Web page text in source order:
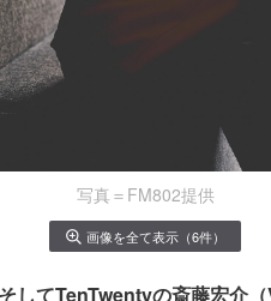
写真＝FM802提供
画像を全て表示（6件）
してTenTwentyの斎藤宏介